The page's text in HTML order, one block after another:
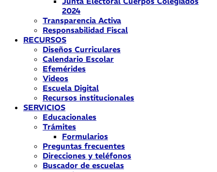
2024
Transparencia Activa
Responsabilidad Fiscal
RECURSOS
Diseños Curriculares
Calendario Escolar
Efemérides
Videos
Escuela Digital
Recursos institucionales
SERVICIOS
Educacionales
Trámites
Formularios
Preguntas frecuentes
Direcciones y teléfonos
Buscador de escuelas